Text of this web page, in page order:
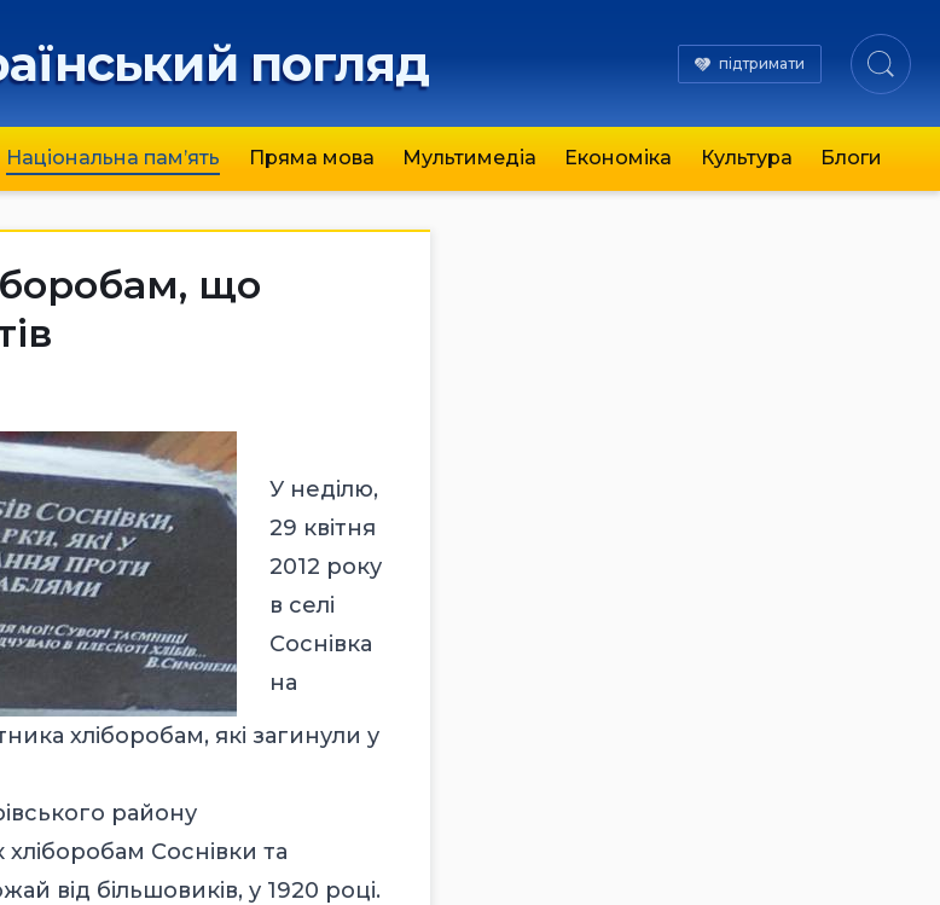
погляд підтримати
Національна пам’ять Пряма мова Мультимедіа Економіка Культура Блоги
що
У неділю,
29 квітня
2012 року
в селі
Соснівка
на
хліборобам, які загинули у
району
хліборобам Соснівки та
від більшовиків, у 1920 році.